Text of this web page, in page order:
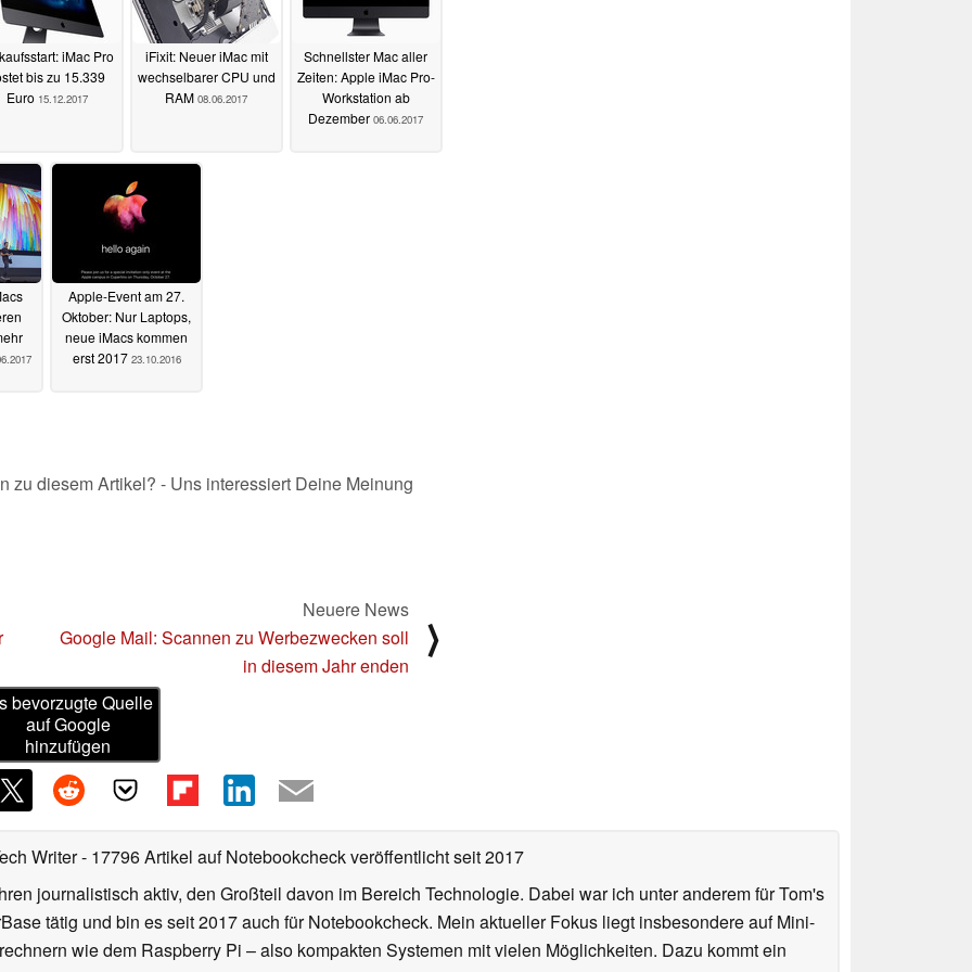
iMac Pro
bis zu 15.339
Euro 15.12.2017
iFixit: Neuer iMac mit
wechselbarer CPU und
RAM 08.06.2017
Schnellster Mac aller
Zeiten: Apple iMac Pro-
Workstation ab
Dezember 06.06.2017
Apple-Event am 27.
Oktober: Nur Laptops,
neue iMacs kommen
erst 2017 23.10.2016
zu diesem Artikel? - Uns interessiert Deine Meinung
Neuere News
Google Mail: Scannen zu Werbezwecken soll
in diesem Jahr enden
⟩
bevorzugte Quelle
auf Google
hinzufügen
Writer- 17796 Artikel auf Notebookcheck veröffentlichtseit 2017
journalistisch aktiv, den Großteil davon im Bereich Technologie. Dabei war ich unter anderem für Tom's
tätig und bin es seit 2017 auch für Notebookcheck. Mein aktueller Fokus liegt insbesondere auf Mini-
wie dem Raspberry Pi – also kompakten Systemen mit vielen Möglichkeiten. Dazu kommt ein